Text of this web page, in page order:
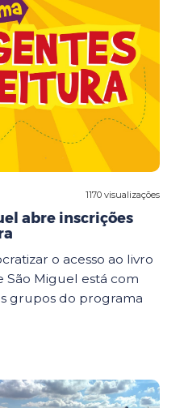
1170 visualizações
abre inscrições
o acesso ao livro
São Miguel está com
grupos do programa